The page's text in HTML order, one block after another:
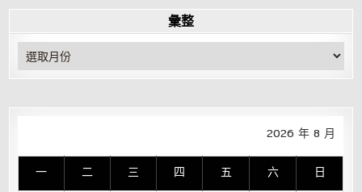
彙整
彙
整
2026 年 8 月
一 二 三 四 五 六 日